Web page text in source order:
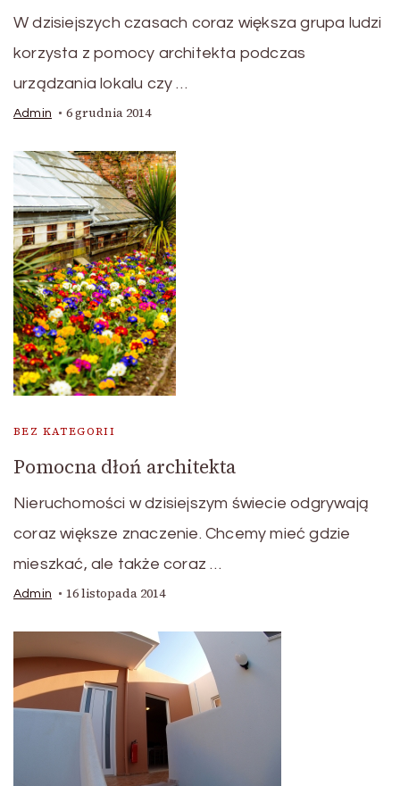
W dzisiejszych czasach coraz większa grupa ludzi
korzysta z pomocy architekta podczas
urządzania lokalu czy …
Admin 6 grudnia 2014
BEZ KATEGORII
Pomocna dłoń architekta
Nieruchomości w dzisiejszym świecie odgrywają
coraz większe znaczenie. Chcemy mieć gdzie
mieszkać, ale także coraz …
Admin 16 listopada 2014